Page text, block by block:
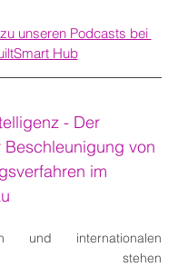
unseren Podcasts bei
Hub
- Der
Beschleunigung von
im
und internationalen
stehen